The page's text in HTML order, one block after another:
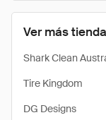
Ver más
Shark Clean
Tire Kingdom
DG Designs